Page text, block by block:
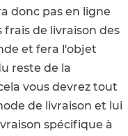
donc pas en ligne
de livraison des
et fera l'objet
reste de la
vous devrez tout
de livraison et lui
spécifique à